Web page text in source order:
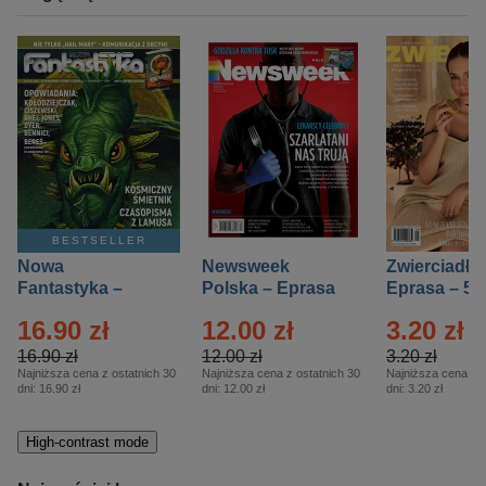
BESTSELLER
Nowa
Fantastyka –
16.90 zł
16.90 zł
Najniższa cena z ostatnich 30
dni: 16.90 zł
Newsweek
Polska – Eprasa
12.00 zł
12.00 zł
Najniższa cena z ostatnich 30
dni: 12.00 zł
Zwierciadło
Eprasa – 5/
3.20 zł
3.20 zł
Najniższa cena z
dni: 3.20 zł
High-contrast mode